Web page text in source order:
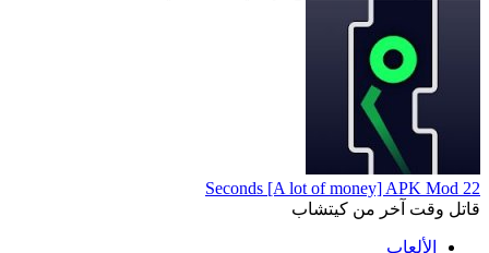
22 Seconds [A lot of money] APK Mod
قاتل وقت آخر من كيتشاب
الألعاب